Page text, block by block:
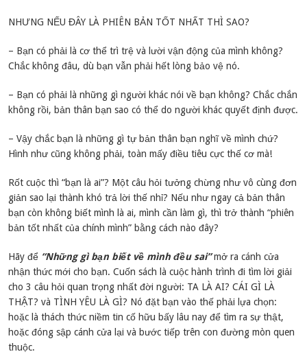
NHƯNG NẾU ĐÂY LÀ PHIÊN BẢN TỐT NHẤT THÌ SAO?
– Bạn có phải là cơ thể trì trệ và lười vận động của mình không?
Chắc không đâu, dù bạn vẫn phải hết lòng bảo vệ nó.
– Bạn có phải là những gì người khác nói về bạn không? Chắc chắn
không rồi, bản thân bạn sao có thể do người khác quyết định được.
– Vậy chắc bạn là những gì tự bản thân bạn nghĩ về mình chứ?
Hình như cũng không phải, toàn mấy điều tiêu cực thế cơ mà!
Rốt cuộc thì “bạn là ai”? Một câu hỏi tưởng chừng như vô cùng đơn
giản sao lại thành khó trả lời thế nhỉ? Nếu như ngay cả bản thân
bạn còn không biết mình là ai, mình cần làm gì, thì trở thành “phiên
bản tốt nhất của chính mình” bằng cách nào đây?
Hãy để “Những gì bạn biết về mình đều sai”mở ra cánh cửa
nhận thức mới cho bạn. Cuốn sách là cuộc hành trình đi tìm lời giải
cho 3 câu hỏi quan trọng nhất đời người: TA LÀ AI? CÁI GÌ LÀ
THẬT? và TÌNH YÊU LÀ GÌ? Nó đặt bạn vào thế phải lựa chọn:
hoặc là thách thức niềm tin cố hữu bấy lâu nay để tìm ra sự thật,
hoặc đóng sập cánh cửa lại và bước tiếp trên con đường mòn quen
thuộc.